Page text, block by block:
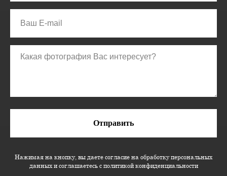
Отправить
Нажимая на кнопку, вы даете согласие на обработку персональных
данных и соглашаетесь c политикой конфиденциальности